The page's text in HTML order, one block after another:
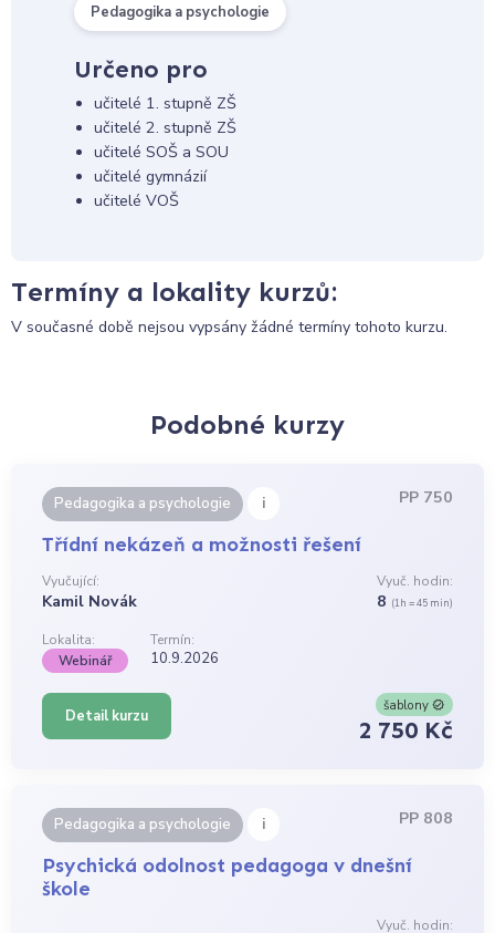
Pedagogika a psychologie
Určeno pro
učitelé 1. stupně ZŠ
učitelé 2. stupně ZŠ
učitelé SOŠ a SOU
učitelé gymnázií
učitelé VOŠ
Termíny a lokality kurzů:
V současné době nejsou vypsány žádné termíny tohoto kurzu.
Podobné kurzy
Pedagogika a psychologie i PP 750
Třídní nekázeň a možnosti řešení
Vyučující:
Kamil Novák
Vyuč. hodin:
8 (1h = 45 min)
Lokalita:
Termín:
Webinář
10.9.2026
Detail kurzu
šablony
2 750 Kč
Pedagogika a psychologie i PP 808
Psychická odolnost pedagoga v dnešní
škole
Vyuč. hodin: